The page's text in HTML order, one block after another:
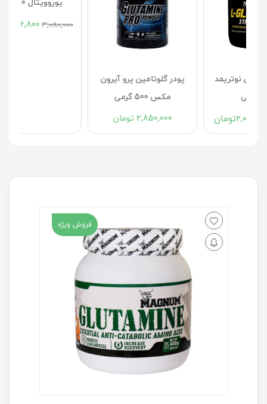
پودر گلوتامین پرو آیرون
2,850,000 تومان
3,080,000
2,956,800تومان
فروش ویژه